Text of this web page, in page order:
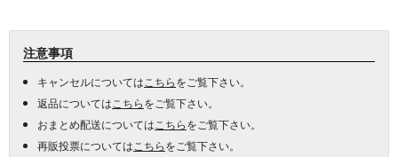
注意事項
キャンセルについては こちらをご覧下さい。
返品については こちらをご覧下さい。
おまとめ配送については こちらをご覧下さい。
再販投票については こちらをご覧下さい。